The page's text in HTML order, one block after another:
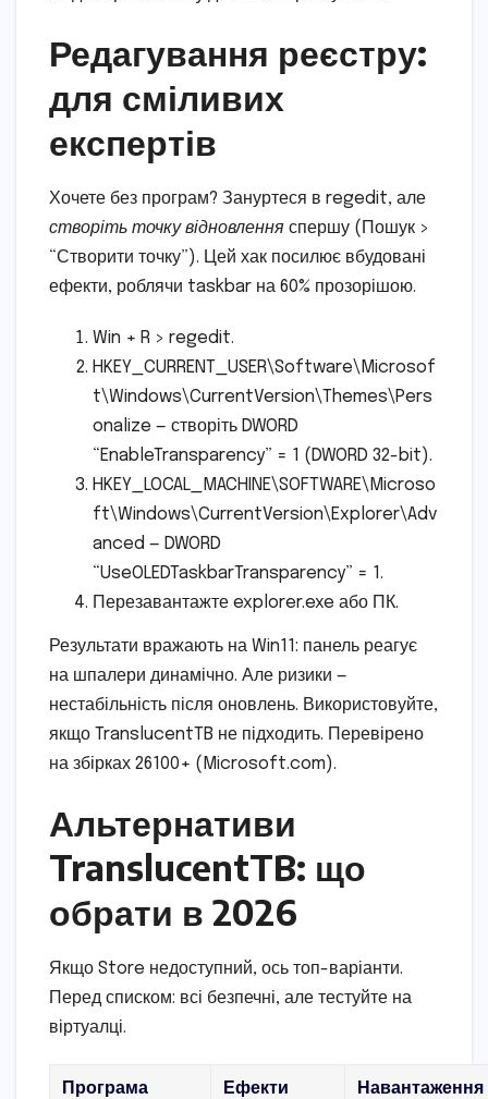
Редагування реєстру:
для сміливих
експертів
Хочете без програм? Зануртеся в regedit, але
створіть точку відновлення спершу (Пошук >
“Створити точку”). Цей хак посилює вбудовані
ефекти, роблячи taskbar на 60% прозорішою.
Win + R > regedit.
HKEY_CURRENT_USER\Software\Microsof
t\Windows\CurrentVersion\Themes\Pers
onalize — створіть DWORD
“EnableTransparency” = 1 (DWORD 32-bit).
HKEY_LOCAL_MACHINE\SOFTWARE\Microso
ft\Windows\CurrentVersion\Explorer\Adv
anced — DWORD
“UseOLEDTaskbarTransparency” = 1.
Перезавантажте explorer.exe або ПК.
Результати вражають на Win11: панель реагує
на шпалери динамічно. Але ризики —
нестабільність після оновлень. Використовуйте,
якщо TranslucentTB не підходить. Перевірено
на збірках 26100+ (Microsoft.com).
Альтернативи
TranslucentTB: що
обрати в 2026
Якщо Store недоступний, ось топ-варіанти.
Перед списком: всі безпечні, але тестуйте на
віртуалці.
Програма Ефекти Навантаження